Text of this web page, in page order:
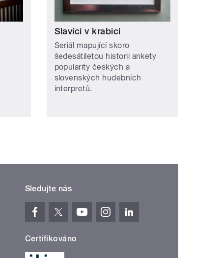
Slavíci v krabici
Seriál mapující skoro
šedesátiletou historii ankety
popularity českých a
slovenských hudebních
interpretů.
Sledujte nás
Certifikováno